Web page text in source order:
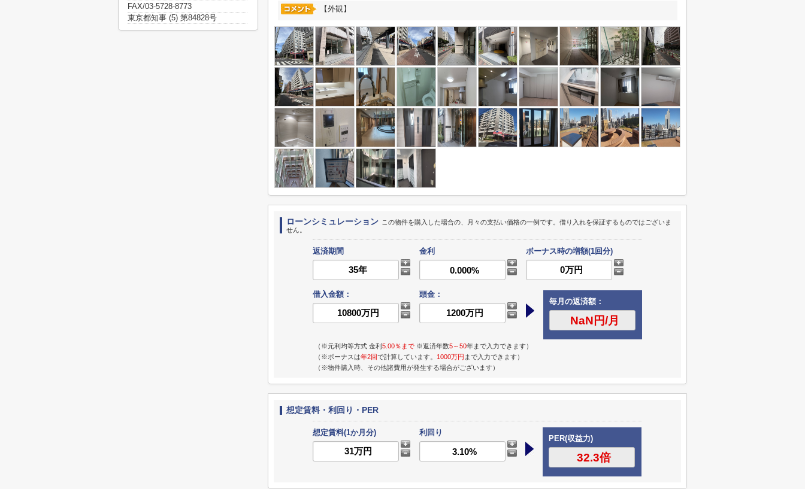
【外観】
ローンシミュレーション この物件を購入した場合の、月々の支払い価格の一例です。借り入れを保証するものではございま
せん。
返済期間 金利 ボーナス時の増額(1回分)
借入金額：
頭金：
毎月の返済額：
（※元利均等方式 金利5.00％まで ※返済年数5～50年まで入力できます）
（※ボーナスは年2回で計算しています。 1000万円 まで入力できます）
（※物件購入時、その他諸費用が発生する場合がございます）
想定賃料・利回り・PER
想定賃料(1か月分) 利回り
PER(収益力)
FAX/03-5728-8773
東京都知事 (5) 第84828号